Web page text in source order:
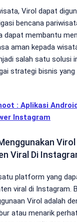
Virol dapat
bencana
dapat membantu
aman kepada
salah satu solusi
strategi bisnis
: Aplikasi
Instagram
Viral Di
platform yang
viral di Instagram.
Virol adalah
atau menarik